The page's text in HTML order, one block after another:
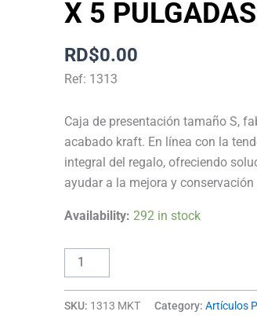
X 5 PULGADAS
RD$0.00
Ref: 1313
Caja de presentación tamaño S,
acabado kraft. En línea con la
integral del regalo, ofreciendo
ayudar a la mejora y
Availability: 292 in stock
X
X
5
quantity
SKU: 1313 MKT Category: Artículos